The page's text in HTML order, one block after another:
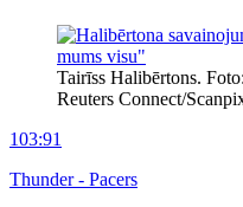
Tairīss Halibērtons.
Reuters Connect/
103:91
Thunder - Pacers